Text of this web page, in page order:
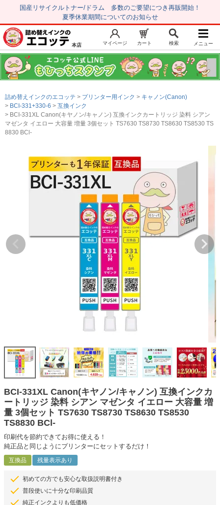
国産リサイクルトナー/ドラム 多数のご要望につき再販開始！
夏季休業期間についてのお知らせ
新規会員登録 マイページ
トップページ お気に入り
注文履歴 レビュー履歴
はじめての方へ
初心者用セット
キャノンインク
エプソンインク
互換インクボトル
互換インクカートリッジ
再生インクカートリッジ
ご利用ガイド
よくある質問
会員専用商品
説明書ダウンロード
本店 マイページ カート 検索 メニュー
詰め替えインクのエコッテ プリンター用インク
キャノン(Canon)
BCI-331+330-6
互換インク
BCI-331XL Canon(キヤノン/キャノン) 互換インクカートリッジ 染料 シアン
マゼンタ イエロー 大容量 増量 3個セット TS7630 TS8730 TS8630 TS8530 TS
8830 BCl-
BCI-331XL Canon(キヤノン/キャノン) 互換インクカ
ートリッジ 染料 シアン マゼンタ イエロー 大容量 増
量 3個セット TS7630 TS8730 TS8630 TS8530
TS8830 BCl-
印刷代を節約できてお得に使える！
純正品と同じようにプリンターにセットするだけ！
互換品 残量表示あり
初めての方でも安心な取扱説明書付き
普段使いに十分な印刷品質
純正インクよりも低価格